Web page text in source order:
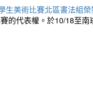
生美術比賽北區書法組
的代表權。於10/18至